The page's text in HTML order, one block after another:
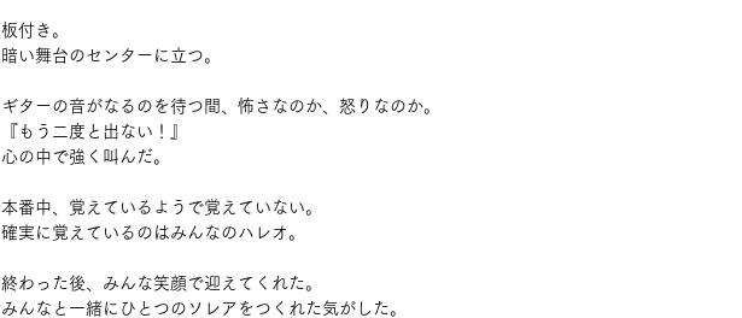
板付き。
暗い舞台のセンターに立つ。
ギターの音がなるのを待つ間、怖さなのか、怒りなのか。
『もう二度と出ない！』
心の中で強く叫んだ。
本番中、覚えているようで覚えていない。
確実に覚えているのはみんなのハレオ。
終わった後、みんな笑顔で迎えてくれた。
みんなと一緒にひとつのソレアをつくれた気がした。